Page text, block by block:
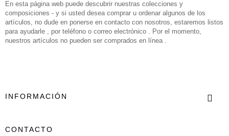
En esta página web puede descubrir nuestras colecciones y
composiciones - y si usted desea comprar u ordenar algunos de los
artículos, no dude en ponerse en contacto con nosotros, estaremos listos
para ayudarle , por teléfono o correo electrónico . Por el momento,
nuestros artículos no pueden ser comprados en línea .
INFORMACIÓN
CONTACTO